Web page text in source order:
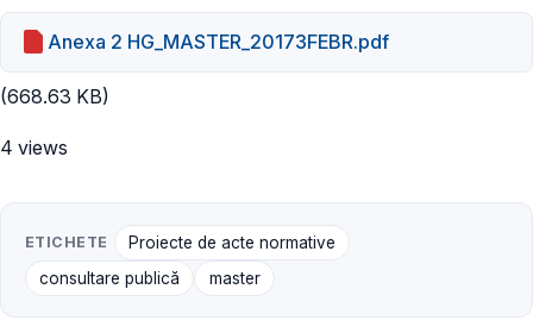
Anexa 2 HG_MASTER_20173FEBR.pdf
(668.63 KB)
4 views
ETICHETE
Proiecte de acte normative
consultare publică
master